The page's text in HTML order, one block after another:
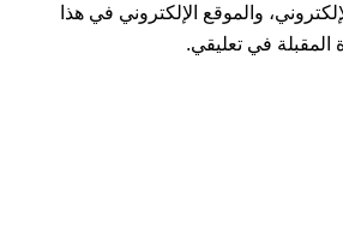
والموقع الإلكتروني في هذا
المقبلة في تعليقي.